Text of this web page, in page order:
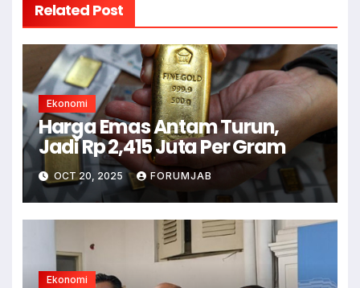
Related Post
Ekonomi
Harga Emas Antam Turun,
Jadi Rp 2,415 Juta Per Gram
OCT 20, 2025 FORUMJAB
Ekonomi